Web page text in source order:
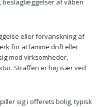
beslaglæggelser af våben
eller forvanskning af
for at lamme drift eller
mod virksomheder,
Straffen er høj især ved
sig i offerets bolig, typisk